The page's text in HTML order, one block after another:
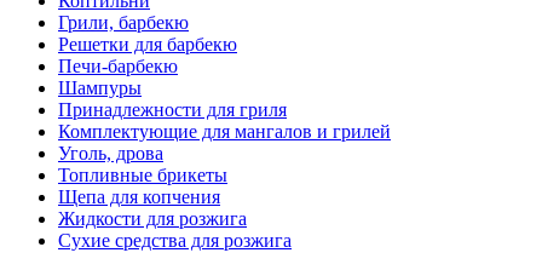
Грили, барбекю
Решетки для барбекю
Печи-барбекю
Шампуры
Принадлежности для гриля
Комплектующие для мангалов и грилей
Уголь, дрова
Топливные брикеты
Щепа для копчения
Жидкости для розжига
Сухие средства для розжига